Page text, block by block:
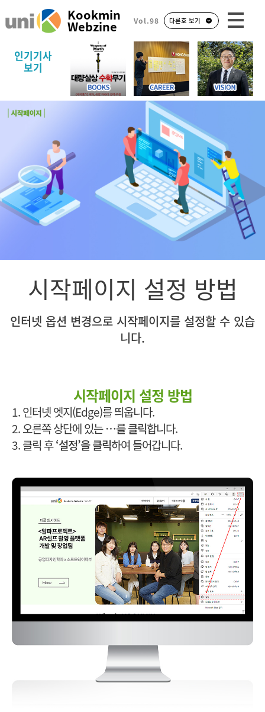
Kookmin
Webzine
Vol.98 다른호 보기
인기기사
보기
시작페이지 설정 방법
인터넷 옵션 변경으로 시작페이지를 설정할 수 있습
니다.
시작페이지 설정 방법
1. 인터넷 엣지(Edge)를 띄웁니다.
2. 오른쪽 상단에 있는 …를 클릭합니다.
3. 클릭 후 ‘설정’을 클릭하여 들어갑니다.